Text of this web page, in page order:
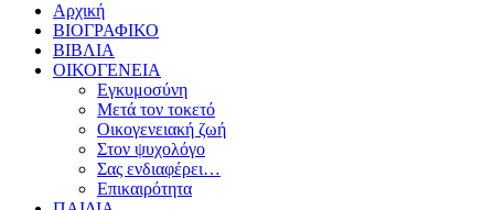
Αρχική
ΒΙΟΓΡΑΦΙΚΟ
ΒΙΒΛΙΑ
ΟΙΚΟΓΕΝΕΙΑ
Εγκυμοσύνη
Μετά τον τοκετό
Οικογενειακή ζωή
Στον ψυχολόγο
Σας ενδιαφέρει…
Επικαιρότητα